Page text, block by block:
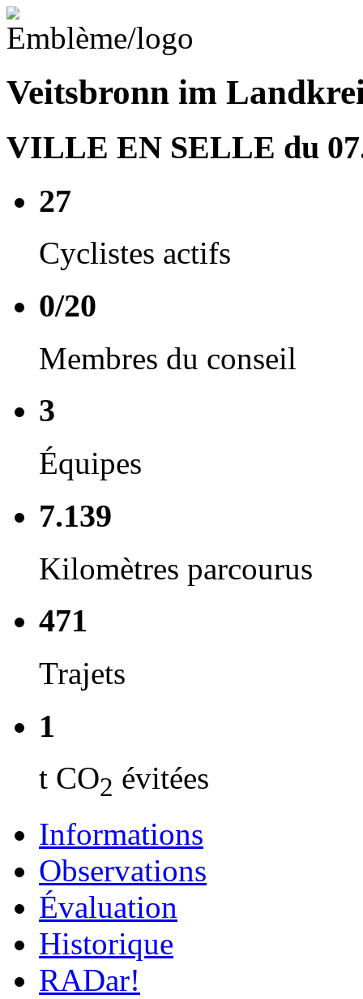
Veitsbronn im
VILLE EN SELLE du
27
Cyclistes actifs
0/20
Membres du conseil
3
Équipes
7.139
Kilomètres parcourus
471
Trajets
1
t CO2 évitées
Informations
Observations
Évaluation
Historique
RADar!